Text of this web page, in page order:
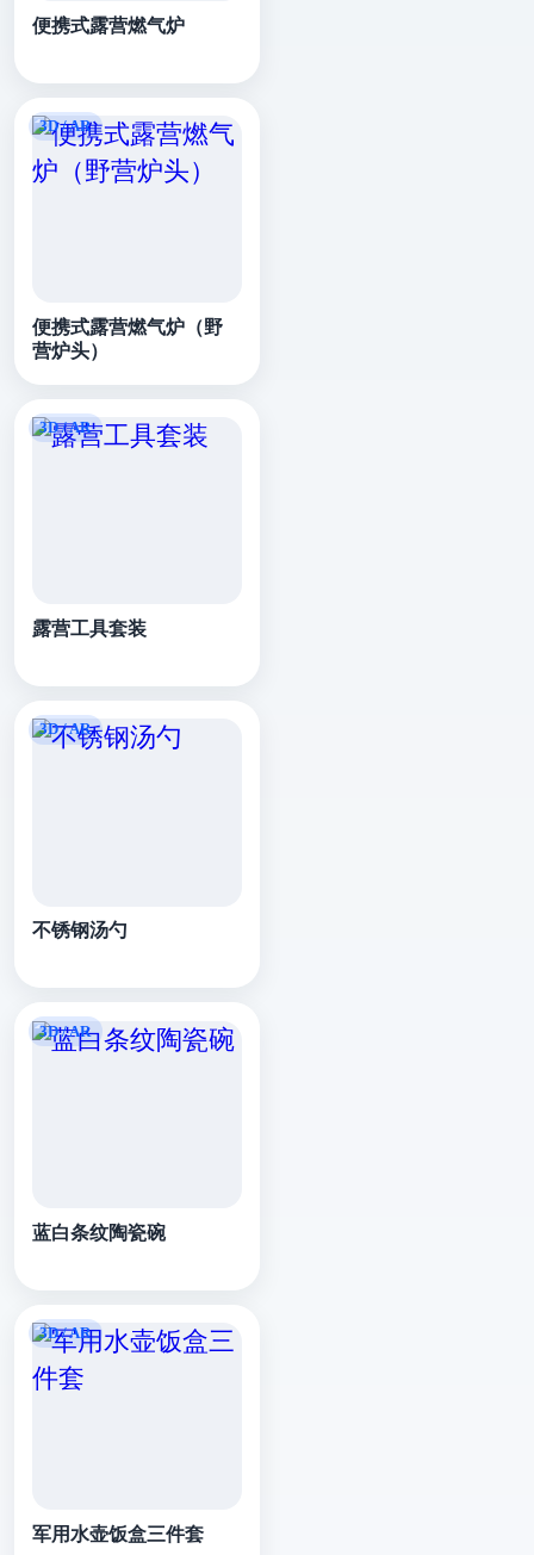
便携式露营燃气炉
便携式露营燃气炉（野
营炉头）
露营工具套装
不锈钢汤勺
蓝白条纹陶瓷碗
军用水壶饭盒三件套